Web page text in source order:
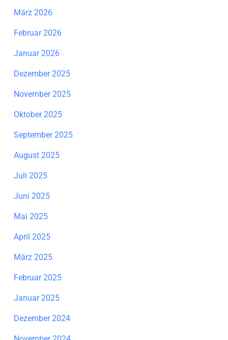
März 2026
Februar 2026
Januar 2026
Dezember 2025
November 2025
Oktober 2025
September 2025
August 2025
Juli 2025
Juni 2025
Mai 2025
April 2025
März 2025
Februar 2025
Januar 2025
Dezember 2024